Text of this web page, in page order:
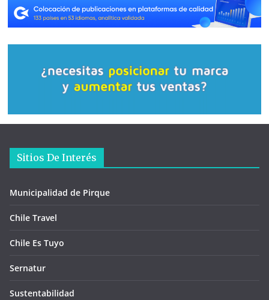
Sitios De Interés
Municipalidad de Pirque
Chile Travel
Chile Es Tuyo
Sernatur
Sustentabilidad